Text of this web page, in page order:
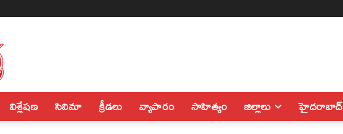
విశ్లేషణ సినిమా క్రీడలు వ్యాపారం సాహిత్యం జిల్లాలు హైదరాబాద్